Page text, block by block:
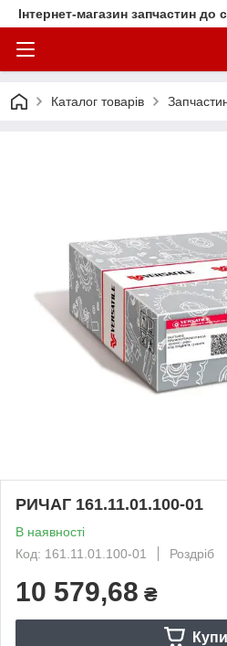
Інтернет-магазин запчастин до
Каталог товарів
РИЧАГ 161.11.01.100-01
В наявності
Код: 161.11.01.100-01
Роздріб
10 579,68 ₴